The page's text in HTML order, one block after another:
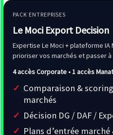
PACK ENTREPRISES
Le Moci Export Decision
Expertise Le Moci + plateforme IA
prioriser vos marchés et passer à
4 accès Corporate • 1 accès
Comparaison &
marchés
Décision DG / DAF /
Plans d’entrée